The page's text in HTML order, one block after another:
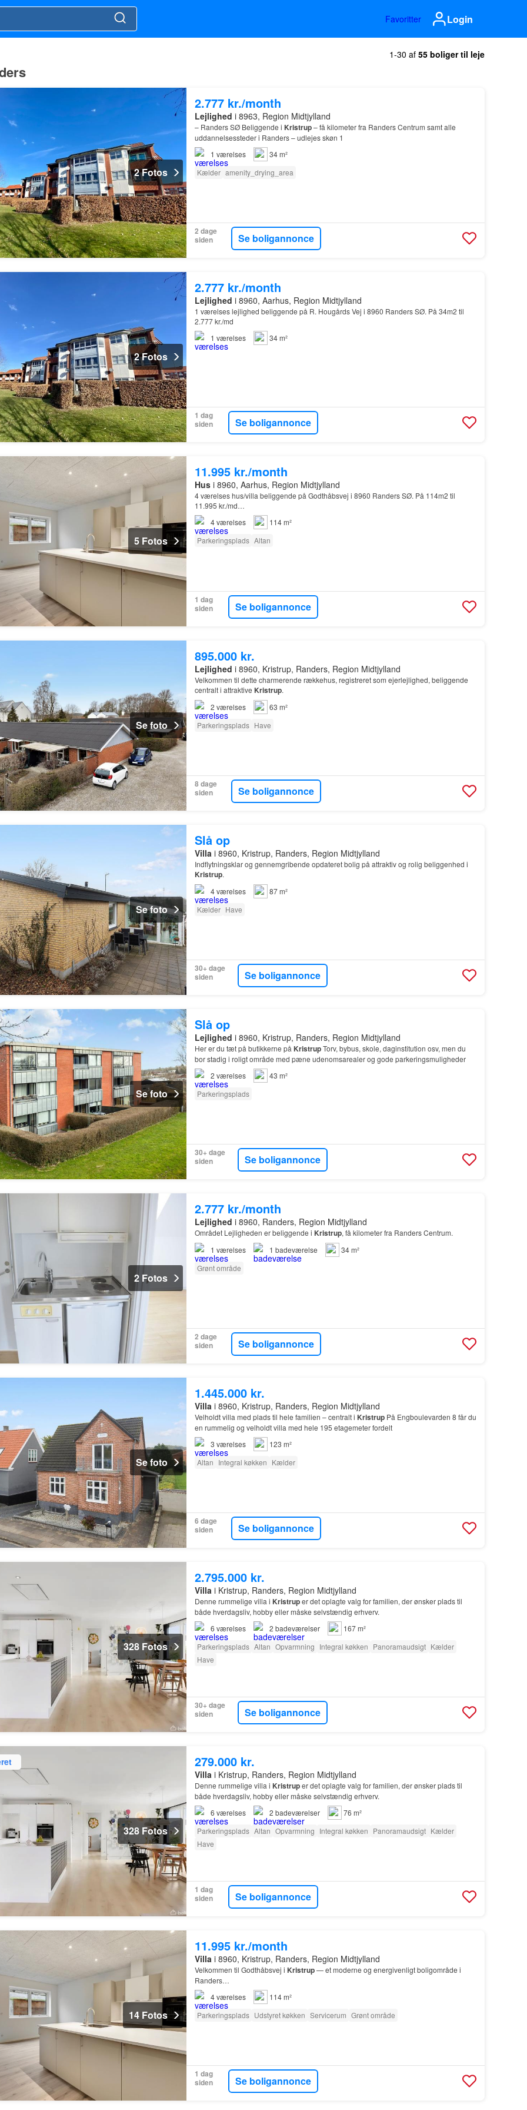
Favoritter Login
1-30 af 55 boliger til leje
2 Fotos
2.777 kr./month
Lejlighed i 8963, Region Midtjylland
– Randers SØ Beliggende i Kristrup– få kilometer fra Randers Centrum samt alle
uddannelsessteder i Randers – udlejes skøn 1
1 værelses
34 m²
Kælder amenity_drying_area
2 dage
siden
Se boligannonce
2 Fotos
2.777 kr./month
Lejlighed i 8960, Aarhus, Region Midtjylland
1 værelses lejlighed beliggende på R. Hougårds Vej i 8960 Randers SØ. På 34m2 til
2.777 kr./md
1 værelses 34 m²
1 dag
siden
Se boligannonce
5 Fotos
11.995 kr./month
Husi 8960, Aarhus, Region Midtjylland
4 værelses hus/villa beliggende på Godthåbsvej i 8960 Randers SØ. På 114m2 til
11.995 kr./md…
4værelses
114 m²
Parkeringsplads Altan
1 dag
siden
Se boligannonce
Se foto
895.000 kr.
Lejlighed i 8960, Kristrup, Randers, Region Midtjylland
Velkommen til dette charmerende rækkehus, registreret som ejerlejlighed, beliggende
centralt i attraktive Kristrup.
2 værelses
63 m²
Parkeringsplads Have
8 dage
siden
Se boligannonce
Se foto
Slå op
Villa i 8960, Kristrup, Randers, Region Midtjylland
Indflytningsklar og gennemgribende opdateret bolig på attraktiv og rolig beliggenhed i
Kristrup.
4værelses
87 m²
Kælder Have
30+ dage
siden
Se boligannonce
Se foto
Slå op
Lejlighed i 8960, Kristrup, Randers, Region Midtjylland
Her er du tæt på butikkerne på KristrupTorv, bybus, skole, daginstitution osv, men du
bor stadig i roligt område med pæne udenomsarealer og gode parkeringsmuligheder
2 værelses
43 m²
Parkeringsplads
30+ dage
siden
Se boligannonce
2 Fotos
2.777 kr./month
Lejlighed i 8960, Randers, Region Midtjylland
Området Lejligheden er beliggende i Kristrup, få kilometer fra Randers Centrum.
1 værelses 1 badeværelse
34 m²
Grønt område
2 dage
siden
Se boligannonce
Se foto
1.445.000 kr.
Villa i 8960, Kristrup, Randers, Region Midtjylland
Velholdt villa med plads til hele familien – centralt i KristrupPå Engboulevarden 8 får du
en rummelig og velholdt villa med hele 195 etagemeter fordelt
3 værelses
123 m²
Altan Integral køkken Kælder
6 dage
siden
Se boligannonce
328 Fotos
2.795.000 kr.
Villa i Kristrup, Randers, Region Midtjylland
Denne rummelige villa i Kristruper det oplagte valg for familien, der ønsker plads til
både hverdagsliv, hobby eller måske selvstændig erhverv.
6 værelses 2 badeværelser
167 m²
Parkeringsplads Altan Opvarmning Integral køkken Panoramaudsigt Kælder
Have
30+ dage
siden
Se boligannonce
328 Fotos
279.000 kr.
Villa i Kristrup, Randers, Region Midtjylland
Denne rummelige villa i Kristruper det oplagte valg for familien, der ønsker plads til
både hverdagsliv, hobby eller måske selvstændig erhverv.
6 værelses 2 badeværelser
76 m²
Parkeringsplads Altan Opvarmning Integral køkken Panoramaudsigt Kælder
Have
1 dag
siden
Se boligannonce
14 Fotos
11.995 kr./month
Villa i 8960, Kristrup, Randers, Region Midtjylland
Velkommen til Godthåbsvej i Kristrup— et moderne og energivenligt boligområde i
Randers…
4værelses
114 m²
Parkeringsplads Udstyret køkken Servicerum Grønt område
1 dag
siden
Se boligannonce